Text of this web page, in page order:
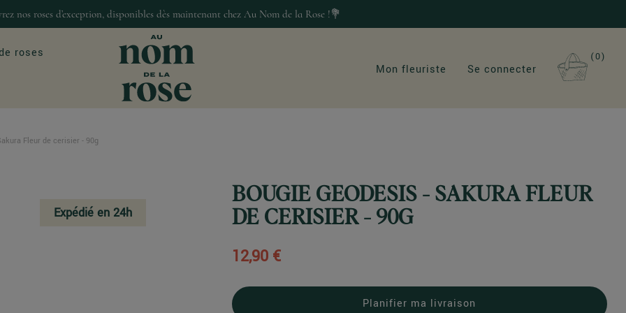
nos roses d’exception, disponibles dès maintenant chez Au Nom de la Rose !💐
Gourmandises
roses
Mon fleuriste Se connecter
0
Fleur de cerisier - 90g
Expédié en 24h
BOUGIE GEODESIS - SAKURA FLEUR
DE CERISIER - 90G
12,90 €
Planifier ma livraison